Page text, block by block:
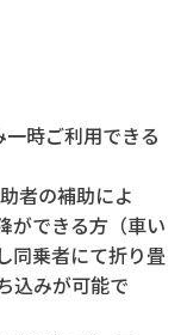
時ご利用できる
者の補助によ
ができる方（車い
同乗者にて折り畳
込みが可能で